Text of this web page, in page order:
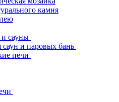
камня
и сауны
и паровых бань
печи